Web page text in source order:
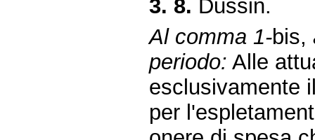
3. 8. Dussin.
Al comma 1-bis,
periodo: Alle
esclusivamente
per